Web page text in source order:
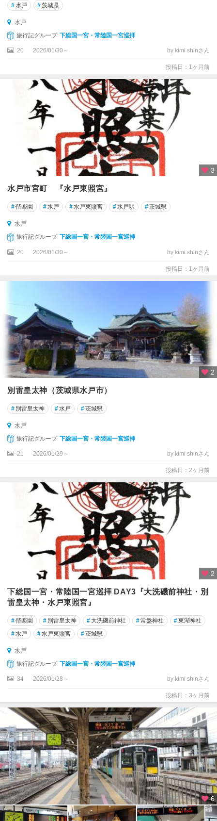
#水戸 #茨城県
水戸
旅行記グループ 下総国一宮・常陸国一宮巡拝
20 2026/01/30～ by kimi shinさん
投稿日：1ヶ月前
3
水戸市宮町 『水戸東照宮』
#偕楽園 #水戸 #水戸東照宮 #水戸駅 #茨城県
水戸
旅行記グループ 下総国一宮・常陸国一宮巡拝
20 2026/01/30～ by kimi shinさん
投稿日：1ヶ月前
2
別雷皇太神（茨城県​水戸市）
# 別雷皇太神 #水戸 #茨城県
水戸
旅行記グループ 下総国一宮・常陸国一宮巡拝
21 2026/01/29～ by kimi shinさん
投稿日：2ヶ月前
2
下総国一宮・常陸国一宮巡拝 DAY3『大洗磯前神社・別
雷皇太神・水戸東照宮』
#偕楽園 # 別雷皇太神 # 大洗磯前神社 #常盤神社 #東湖神社
#水戸 #水戸東照宮 #茨城県
水戸
旅行記グループ 下総国一宮・常陸国一宮巡拝
34 2026/01/28～ by kimi shinさん
投稿日：3ヶ月前
6